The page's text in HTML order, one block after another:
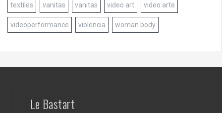
textiles vanitas vanitas video art video arte
videoperformance violencia woman body
Le Bastart